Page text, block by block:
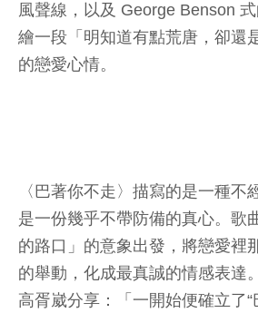
風聲線，以及 George Benson
繪一段「明知道有點荒唐，卻還
的戀愛心情。
〈巴著你不走〉描寫的是一種不
是一份幾乎不帶防備的真心。歌
的路口」的意象出發，將戀愛裡
的舉動，化成最真誠的情感表達
高胥崴分享：「一開始便確立了“